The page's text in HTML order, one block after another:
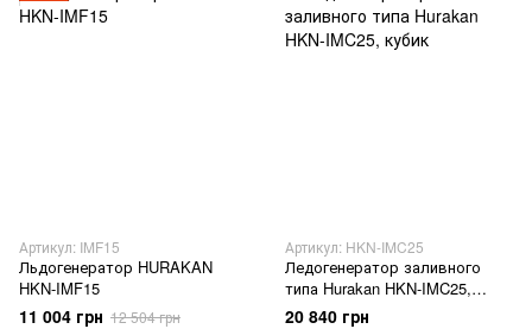
Артикул: IMF15
Льдогенератор HURAKAN
HKN-IMF15
11 004 грн 12 504 грн
Артикул: HKN-IMC25
Ледогенератор заливного
типа Hurakan HKN-IMC25,
кубик
20 840 грн